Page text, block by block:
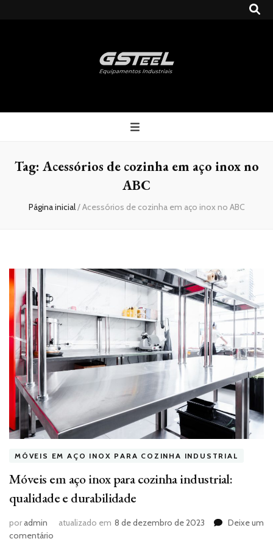
Gsteel
Tag: Acessórios de cozinha em aço inox no
ABC
Página inicial/Acessórios de cozinha em aço inox no ABC
MÓVEIS EM AÇO INOX PARA COZINHA INDUSTRIAL
Móveis em aço inox para cozinha industrial:
qualidade e durabilidade
poradmin atualizado em 8 de dezembro de 2023
Deixe um
comentário